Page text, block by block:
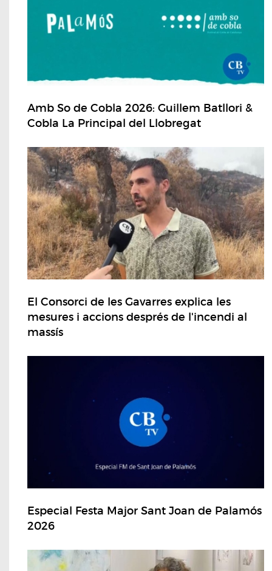
Amb So de Cobla 2026: Guillem Batllori &
Cobla La Principal del Llobregat
El Consorci de les Gavarres explica les
mesures i accions després de l'incendi al
massís
Especial Festa Major Sant Joan de Palamós
2026